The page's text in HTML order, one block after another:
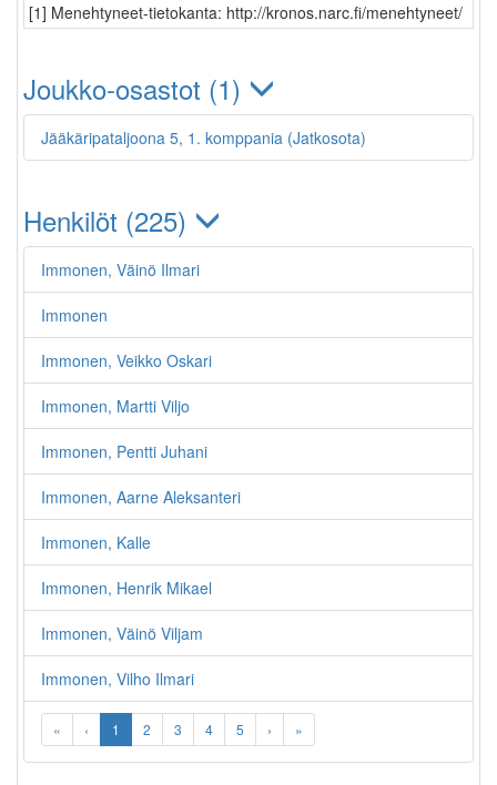
[1] Menehtyneet-tietokanta: http://kronos.narc.fi/menehtyneet/
Joukko-osastot (1)
Jääkäripataljoona 5, 1. komppania (Jatkosota)
Henkilöt (225)
Immonen, Väinö Ilmari
Immonen
Immonen, Veikko Oskari
Immonen, Martti Viljo
Immonen, Pentti Juhani
Immonen, Aarne Aleksanteri
Immonen, Kalle
Immonen, Henrik Mikael
Immonen, Väinö Viljam
Immonen, Vilho Ilmari
« ‹ 1 2 3 4 5 › »